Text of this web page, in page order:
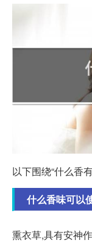
以下围绕“什么香
什么香味可以
熏衣草,具有安神作